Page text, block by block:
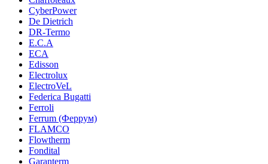
CyberPower
De Dietrich
DR-Termo
E.C.A
ECA
Edisson
Electrolux
ElectroVeL
Federica Bugatti
Ferroli
Ferrum (Феррум)
FLAMCO
Flowtherm
Fondital
Garanterm